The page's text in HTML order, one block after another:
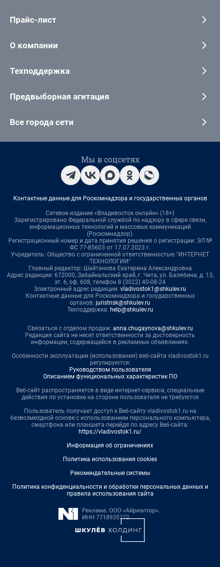
Прайс-лист
О компании
Техподдержка
Предвыборная агитация
Все города сети
Мы в соцсетях
Контактные данные для Роскомнадзора и государственных органов
Сетевое издание «Владивосток онлайн» (18+)
Зарегистрировано Федеральной службой по надзору в сфере связи,
информационных технологий и массовых коммуникаций
(Роскомнадзор).
Регистрационный номер и дата принятия решения о регистрации: ЭЛ №
ФС 77-85603 от 17.07.2023 г.
Учредитель: Общество с ограниченной ответственностью "ИНТЕРНЕТ
ТЕХНОЛОГИИ"
Главный редактор: Шайтанова Екатерина Александровна
Адрес редакции: 672000, Забайкальский край, г. Чита, ул. Балябина, д. 13,
эт. 6, оф. 608, телефон 8 (3022) 40-08-24
Электронный адрес редакции: vladivostok1@shkulev.ru
Контактные данные для Роскомнадзора и государственных
органов: juristnsk@shkulev.ru
Техподдержка: help@shkulev.ru
Связаться с отделом продаж: anna.chugaynova@shkulev.ru
Редакция сайта не несет ответственности за достоверность
информации, содержащейся в рекламных объявлениях.
Особенности эксплуатации (использования) веб-сайта vladivostok1.ru
регулируются:
Руководством пользователя
Описанием функциональных характеристик ПО
Веб-сайт распространяется в виде интернет-сервиса, специальные
действия по установке на стороне пользователя не требуются
Пользователь получает доступ к Веб-сайту vladivostok1.ru на
безвозмездной основе с использованием персонального компьютера,
смартфона или планшета перейдя по адресу Веб-сайта:
https://vladivostok1.ru/
Информация об ограничениях
Политика использования cookies
Рекомендательные системы
Политика конфиденциальности и обработки персональных данных и
правила использования сайта